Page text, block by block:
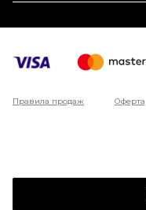
Правила продаж Оферта